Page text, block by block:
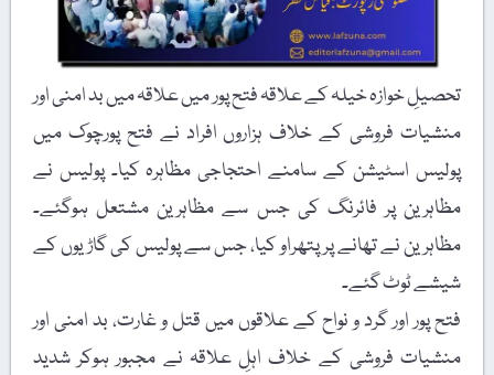
تحصیلِ خوازہ خیلہ کے علاقہ فتح پور میں علاقہ میں بد امنی اور
منشیات فروشی کے خلاف ہزاروں افراد نے فتح پورچوک میں
پولیس اسٹیشن کے سامنے احتجاجی مظاہرہ کیا۔ پولیس نے
مظاہرین پر فائرنگ کی جس سے مظاہرین مشتعل ہوگئے۔
مظاہرین نے تھانے پر پتھراو کیا، جس سے پولیس کی گاڑیوں کے
شیشے ٹوٹ گئے۔
فتح پور اور گرد و نواح کے علاقوں میں قتل و غارت، بد امنی اور
منشیات فروشی کے خلاف اہلِ علاقہ نے مجبور ہوکر شدید